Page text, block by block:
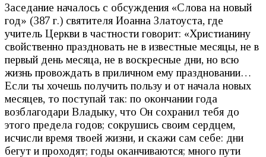
Заседание началось с обсуждения «Слова на новый
год» (387 г.) святителя Иоанна Златоуста, где
учитель Церкви в частности говорит: «Христианину
свойственно праздновать не в известные месяцы, не в
первый день месяца, не в воскресные дни, но всю
жизнь провождать в приличном ему праздновании…
Если ты хочешь получить пользу и от начала новых
месяцев, то поступай так: по окончании года
возблагодари Владыку, что Он сохранил тебя до
этого предела годов; сокрушись своим сердцем,
исчисли время твоей жизни, и скажи сам себе: дни
бегут и проходят; годы оканчиваются; много пути